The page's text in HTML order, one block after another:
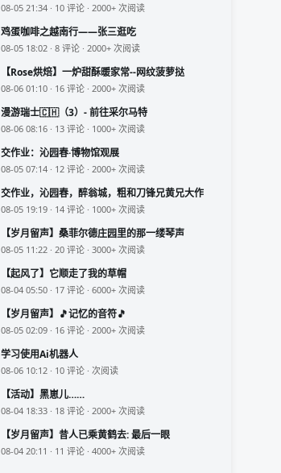
08-05 21:34 · 10 评论 · 2000+ 次阅读
鸡蛋咖啡之越南行——张三逛吃
08-05 18:02 · 8 评论 · 2000+ 次阅读
【Rose烘焙】一炉甜酥暖家常--网纹菠萝挞
08-06 01:10 · 16 评论 · 2000+ 次阅读
漫游瑞士🇨🇭（3）- 前往采尔马特
08-06 08:16 · 13 评论 · 1000+ 次阅读
交作业：沁园春·博物馆观展
08-05 07:14 · 12 评论 · 2000+ 次阅读
交作业，沁园春，醉翁城，粗和刀锋兄黄兄大作
08-05 19:19 · 14 评论 · 1000+ 次阅读
【岁月留声】桑菲尔德庄园里的那一缕琴声
08-05 11:22 · 20 评论 · 3000+ 次阅读
【起风了】它顺走了我的草帽
08-04 05:50 · 17 评论 · 6000+ 次阅读
【岁月留声】🎵记忆的音符🎵
08-05 02:09 · 16 评论 · 2000+ 次阅读
学习使用Ai机器人
08-06 10:12 · 10 评论 · 次阅读
【活动】黑崽儿……
08-04 18:33 · 18 评论 · 2000+ 次阅读
【岁月留声】昔人已乘黄鹤去: 最后一眼
08-04 20:11 · 11 评论 · 4000+ 次阅读